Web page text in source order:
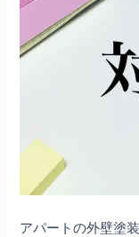
アパートの外壁塗